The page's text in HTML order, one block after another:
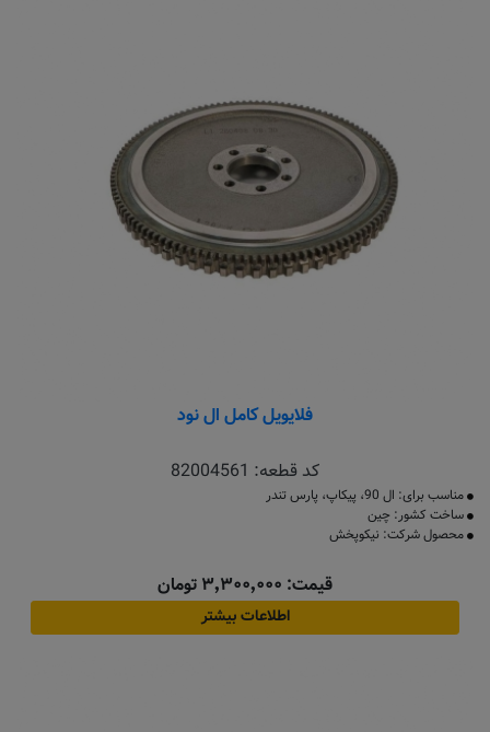
فلایویل کامل ال نود
کد قطعه: 82004561
مناسب برای: ال 90، پیکاپ، پارس تندر
ساخت کشور: چین
محصول شرکت: نیکوپخش
قیمت: ۳٬۳۰۰٬۰۰۰ تومان
اطلاعات بیشتر